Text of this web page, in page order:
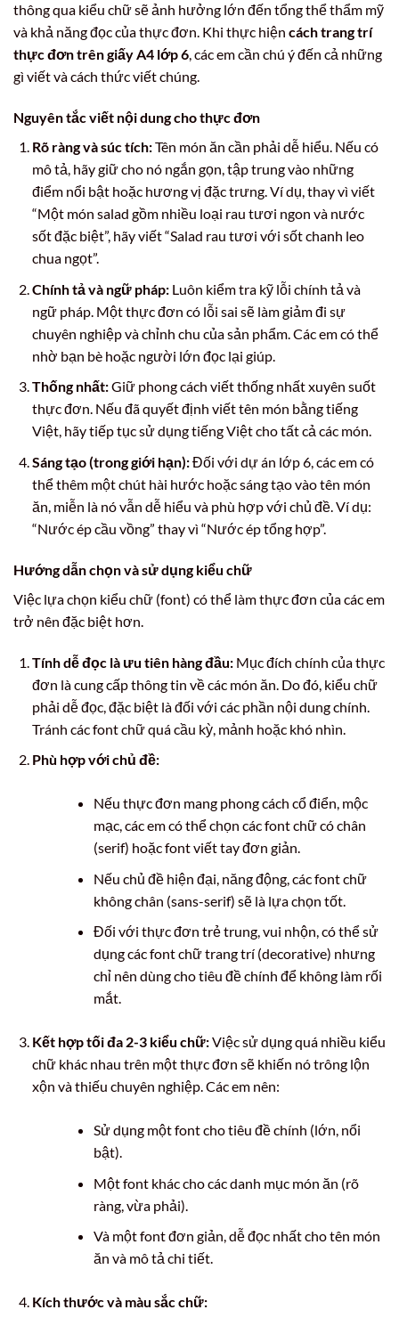
thông qua kiểu chữ sẽ ảnh hưởng lớn đến tổng thể thẩm mỹ
và khả năng đọc của thực đơn. Khi thực hiện cách trang trí
thực đơn trên giấy A4 lớp 6, các em cần chú ý đến cả những
gì viết và cách thức viết chúng.
Nguyên tắc viết nội dung cho thực đơn
Rõ ràng và súc tích:Tên món ăn cần phải dễ hiểu. Nếu có
mô tả, hãy giữ cho nó ngắn gọn, tập trung vào những
điểm nổi bật hoặc hương vị đặc trưng. Ví dụ, thay vì viết
“Một món salad gồm nhiều loại rau tươi ngon và nước
sốt đặc biệt”, hãy viết “Salad rau tươi với sốt chanh leo
chua ngọt”.
Chính tả và ngữ pháp:Luôn kiểm tra kỹ lỗi chính tả và
ngữ pháp. Một thực đơn có lỗi sai sẽ làm giảm đi sự
chuyên nghiệp và chỉnh chu của sản phẩm. Các em có thể
nhờ bạn bè hoặc người lớn đọc lại giúp.
Thống nhất:Giữ phong cách viết thống nhất xuyên suốt
thực đơn. Nếu đã quyết định viết tên món bằng tiếng
Việt, hãy tiếp tục sử dụng tiếng Việt cho tất cả các món.
Sáng tạo (trong giới hạn):Đối với dự án lớp 6, các em có
thể thêm một chút hài hước hoặc sáng tạo vào tên món
ăn, miễn là nó vẫn dễ hiểu và phù hợp với chủ đề. Ví dụ:
“Nước ép cầu vồng” thay vì “Nước ép tổng hợp”.
Hướng dẫn chọn và sử dụng kiểu chữ
Việc lựa chọn kiểu chữ (font) có thể làm thực đơn của các em
trở nên đặc biệt hơn.
Tính dễ đọc là ưu tiên hàng đầu:Mục đích chính của thực
đơn là cung cấp thông tin về các món ăn. Do đó, kiểu chữ
phải dễ đọc, đặc biệt là đối với các phần nội dung chính.
Tránh các font chữ quá cầu kỳ, mảnh hoặc khó nhìn.
Phù hợp với chủ đề:
Nếu thực đơn mang phong cách cổ điển, mộc
mạc, các em có thể chọn các font chữ có chân
(serif) hoặc font viết tay đơn giản.
Nếu chủ đề hiện đại, năng động, các font chữ
không chân (sans-serif) sẽ là lựa chọn tốt.
Đối với thực đơn trẻ trung, vui nhộn, có thể sử
dụng các font chữ trang trí (decorative) nhưng
chỉ nên dùng cho tiêu đề chính để không làm rối
mắt.
Kết hợp tối đa 2-3 kiểu chữ:Việc sử dụng quá nhiều kiểu
chữ khác nhau trên một thực đơn sẽ khiến nó trông lộn
xộn và thiếu chuyên nghiệp. Các em nên:
Sử dụng một font cho tiêu đề chính (lớn, nổi
bật).
Một font khác cho các danh mục món ăn (rõ
ràng, vừa phải).
Và một font đơn giản, dễ đọc nhất cho tên món
ăn và mô tả chi tiết.
Kích thước và màu sắc chữ: